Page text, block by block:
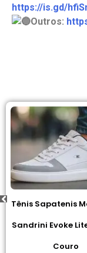
https://is.gd/
Outros:
Tênis Sapatenis
Sandrini Evoke Lite
Couro